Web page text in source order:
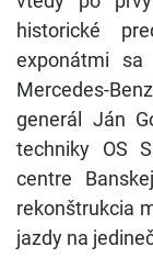
historické
exponátmi
Mercedes-
generál Ján
techniky OS
centre
rekonštrukcia
jazdy na